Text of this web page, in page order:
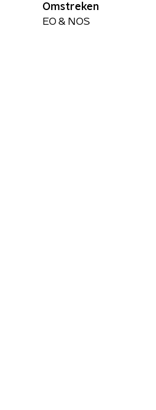
Omstreken
EO & NOS